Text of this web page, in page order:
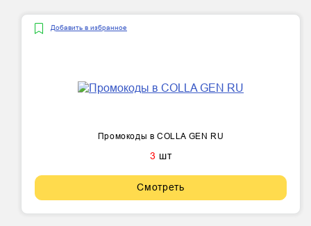
Добавить в избранное
Промокоды в COLLA GEN RU
3 шт
Смотреть